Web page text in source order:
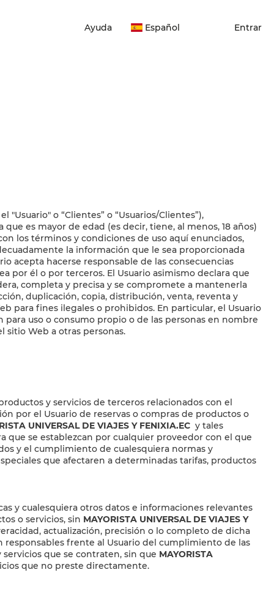
Ayuda Español Entrar
o “Clientes” o “Usuarios/Clientes”),
es mayor de edad (es decir, tiene, al menos, 18 años)
los términos y condiciones de uso aquí enunciados,
la información que le sea proporcionada
acepta hacerse responsable de las consecuencias
por él o por terceros. El Usuario asimismo declara que
completa y precisa y se compromete a mantenerla
duplicación, copia, distribución, venta, reventa y
para fines ilegales o prohibidos. En particular, el Usuario
uso o consumo propio o de las personas en nombre
sitio Web a otras personas.
y servicios de terceros relacionados con el
por el Usuario de reservas o compras de productos o
UNIVERSAL DE VIAJES Y FENIXIA.EC y tales
que se establezcan por cualquier proveedor con el que
y el cumplimiento de cualesquiera normas y
que afectaren a determinadas tarifas, productos
y cualesquiera otros datos e informaciones relevantes
o servicios, sin MAYORISTA UNIVERSAL DE VIAJES Y
actualización, precisión o lo completo de dicha
frente al Usuario del cumplimiento de las
que se contraten, sin que MAYORISTA
que no preste directamente.